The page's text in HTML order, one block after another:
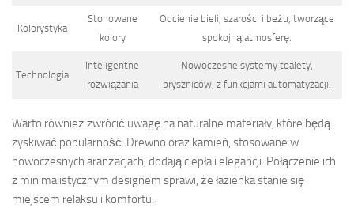
Kolorystyka
Stonowane
kolory
Odcienie bieli, szarości i beżu, tworzące
spokojną atmosferę.
Technologia
Inteligentne
rozwiązania
Nowoczesne systemy toalety,
pryszniców, z funkcjami automatyzacji.
Warto również zwrócić uwagę na naturalne materiały, które będą
zyskiwać popularność. Drewno oraz kamień, stosowane w
nowoczesnych aranżacjach, dodają ciepła i elegancji. Połączenie ich
z minimalistycznym designem sprawi, że łazienka stanie się
miejscem relaksu i komfortu.